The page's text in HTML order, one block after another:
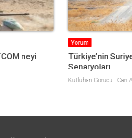
Politikası ve 2023